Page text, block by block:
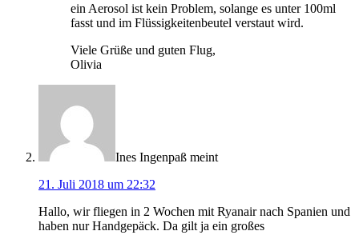
ein Aerosol ist kein Problem, solange es unter 100ml
fasst und im Flüssigkeitenbeutel verstaut wird.
Viele Grüße und guten Flug,
Olivia
Ines Ingenpaß meint
21. Juli 2018 um 22:32
Hallo, wir fliegen in 2 Wochen mit Ryanair nach Spanien und
haben nur Handgepäck. Da gilt ja ein großes